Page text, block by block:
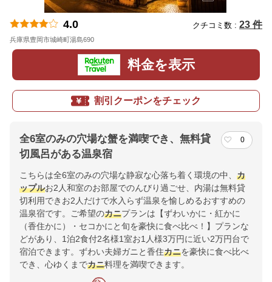
4.0 クチコミ数 : 23 件
兵庫県豊岡市城崎町湯島690
料金を表示
割引クーポンをチェック
全6室のみの穴場な蟹を満喫でき、無料貸
切風呂がある温泉宿
0
こちらは全6室のみの穴場な静寂な心落ち着く環境の中、 カ
ップルお2人和室のお部屋でのんびり過ごせ、内湯は無料貸
切利用できお2人だけで水入らず温泉を愉しめるおすすめの
温泉宿です。ご希望のカニプランは【ずわいかに・紅かに
（香住かに）・セコかにと旬を豪快に食べ比べ！】プランな
どがあり、1泊2食付2名様1室お1人様3万円に近い2万円台で
宿泊できます。ずわい夫婦ガニと香住カニを豪快に食べ比べ
でき、心ゆくまでカニ料理を満喫できます。